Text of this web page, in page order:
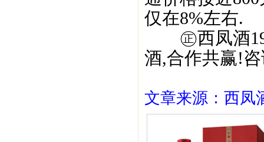
仅在8%左右.
㊣西凤酒
酒,合作共赢!咨
文章来源：西凤